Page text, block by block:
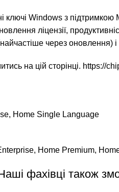
ключі Windows з
ліцензії,
через оновлення)
на цій сторінці. https://
Home Single Language
Home Premium,
фахівці також